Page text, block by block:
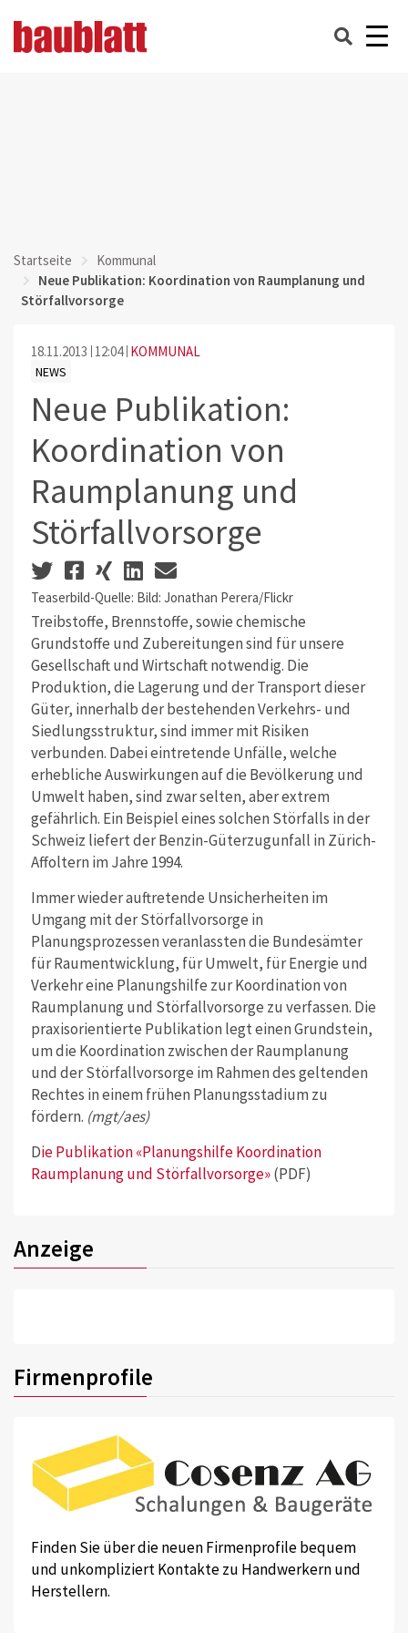
Startseite
Kommunal
Neue Publikation: Koordination von Raumplanung und
Störfallvorsorge
18.11.2013 12:04 KOMMUNAL
NEWS
Neue Publikation:
Koordination von
Raumplanung und
Störfallvorsorge
Teaserbild-Quelle: Bild: Jonathan Perera/Flickr
Treibstoffe, Brennstoffe, sowie chemische
Grundstoffe und Zubereitungen sind für unsere
Gesellschaft und Wirtschaft notwendig. Die
Produktion, die Lagerung und der Transport dieser
Güter, innerhalb der bestehenden Verkehrs- und
Siedlungsstruktur, sind immer mit Risiken
verbunden. Dabei eintretende Unfälle, welche
erhebliche Auswirkungen auf die Bevölkerung und
Umwelt haben, sind zwar selten, aber extrem
gefährlich. Ein Beispiel eines solchen Störfalls in der
Schweiz liefert der Benzin-Güterzugunfall in Zürich-
Affoltern im Jahre 1994.
Immer wieder auftretende Unsicherheiten im
Umgang mit der Störfallvorsorge in
Planungsprozessen veranlassten die Bundesämter
für Raumentwicklung, für Umwelt, für Energie und
Verkehr eine Planungshilfe zur Koordination von
Raumplanung und Störfallvorsorge zu verfassen. Die
praxisorientierte Publikation legt einen Grundstein,
um die Koordination zwischen der Raumplanung
und der Störfallvorsorge im Rahmen des geltenden
Rechtes in einem frühen Planungsstadium zu
fördern. (mgt/aes)
Die Publikation «Planungshilfe Koordination
Raumplanung und Störfallvorsorge»(PDF)
Anzeige
Firmenprofile
Finden Sie über die neuen Firmenprofile bequem
und unkompliziert Kontakte zu Handwerkern und
Herstellern.